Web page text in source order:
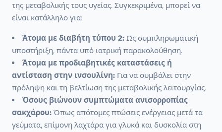
της μεταβολικής τους υγείας. Συγκεκριμένα, μπορεί να
είναι κατάλληλο για:
Άτομα με διαβήτη τύπου 2: Ως συμπληρωματική
υποστήριξη, πάντα υπό ιατρική παρακολούθηση.
Άτομα με προδιαβητικές καταστάσεις ή
αντίσταση στην ινσουλίνη: Για να συμβάλει στην
πρόληψη και τη βελτίωση της μεταβολικής λειτουργίας.
Όσους βιώνουν συμπτώματα ανισορροπίας
σακχάρου: Όπως απότομες πτώσεις ενέργειας μετά τα
γεύματα, επίμονη λαχτάρα για γλυκά και δυσκολία στη